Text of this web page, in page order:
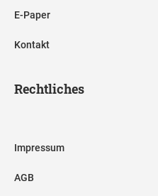
E-Paper
Kontakt
Rechtliches
Impressum
AGB